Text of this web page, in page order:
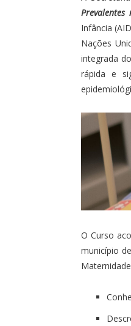
Prevalentes
Infância
Nações
integrada
rápida e
O Curso
município